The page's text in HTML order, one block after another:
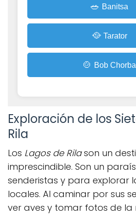
🥗 Banitsa
🥘 Tarator
🍲 Bob Chorba
Exploración de los
Rila
Los Lagos de Rilason un
imprescindible. Son un
senderistas y para explorar
locales. Al caminar por sus
ver aves y tomar fotos de la